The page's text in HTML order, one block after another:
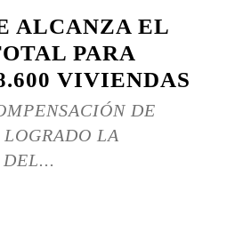
ALCANZA EL
PARA
VIVIENDAS
DE
LA